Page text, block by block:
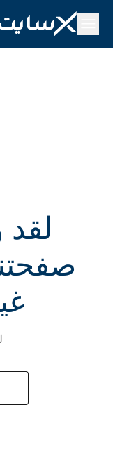
لقد